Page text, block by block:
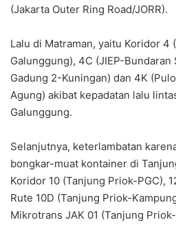
(Jakarta Outer Ring Road/JORR).
Lalu di Matraman, yaitu Koridor 4
Galunggung), 4C (JIEP-Bundaran
Gadung 2-Kuningan) dan 4K
Agung) akibat kepadatan lalu
Galunggung.
Selanjutnya, keterlambatan
bongkar-muat kontainer di
Koridor 10 (Tanjung Priok-PGC),
Rute 10D (Tanjung Priok-
Mikrotrans JAK 01 (Tanjung